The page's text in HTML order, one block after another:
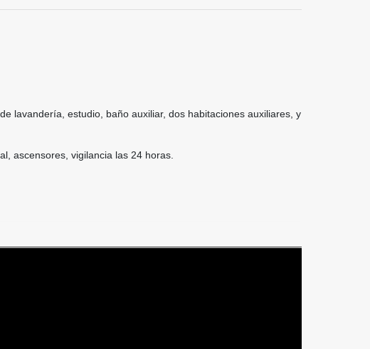
lavandería, estudio, baño auxiliar, dos habitaciones auxiliares, y
ascensores, vigilancia las 24 horas.